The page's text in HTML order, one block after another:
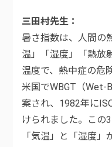
三田村先生
暑さ指数は、人間の
温」「湿度」「熱放
温度で、熱中症の危
米国でWBGT（Wet-
案され、1982年に
けられました。この
「気温」と「湿度」